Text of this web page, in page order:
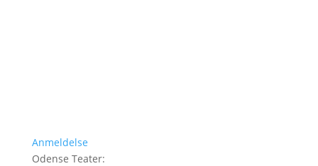
Anmeldelse
Odense Teater: